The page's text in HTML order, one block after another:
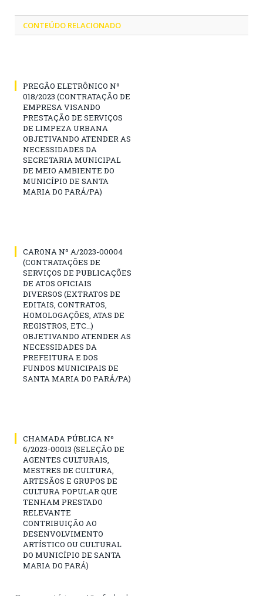
CONTEÚDO RELACIONADO
PREGÃO ELETRÔNICO Nº
018/2023 (CONTRATAÇÃO DE
EMPRESA VISANDO
PRESTAÇÃO DE SERVIÇOS
DE LIMPEZA URBANA
OBJETIVANDO ATENDER AS
NECESSIDADES DA
SECRETARIA MUNICIPAL
DE MEIO AMBIENTE DO
MUNICÍPIO DE SANTA
MARIA DO PARÁ/PA)
CARONA Nº A/2023-00004
(CONTRATAÇÕES DE
SERVIÇOS DE PUBLICAÇÕES
DE ATOS OFICIAIS
DIVERSOS (EXTRATOS DE
EDITAIS, CONTRATOS,
HOMOLOGAÇÕES, ATAS DE
REGISTROS, ETC…)
OBJETIVANDO ATENDER AS
NECESSIDADES DA
PREFEITURA E DOS
FUNDOS MUNICIPAIS DE
SANTA MARIA DO PARÁ/PA)
CHAMADA PÚBLICA Nº
6/2023-00013 (SELEÇÃO DE
AGENTES CULTURAIS,
MESTRES DE CULTURA,
ARTESÃOS E GRUPOS DE
CULTURA POPULAR QUE
TENHAM PRESTADO
RELEVANTE
CONTRIBUIÇÃO AO
DESENVOLVIMENTO
ARTÍSTICO OU CULTURAL
DO MUNICÍPIO DE SANTA
MARIA DO PARÁ)